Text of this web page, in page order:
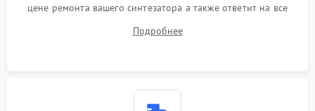
цене ремонта вашего синтезатора а также ответит на все
Подробнее